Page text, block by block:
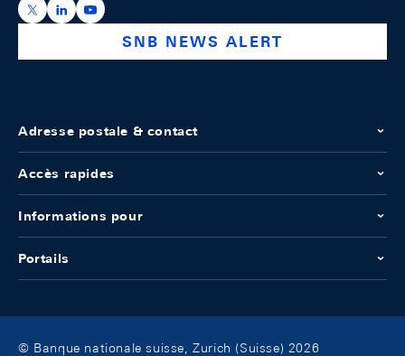
https://x.com/snb_bns
https://ch.linkedin.com/company/swiss-national-
https://www.youtube.com/@swissnationalbank
SNB NEWS ALERT
Adresse postale & contact
Accès rapides
Informations pour
Portails
© Banque nationale suisse, Zurich (Suisse) 2026